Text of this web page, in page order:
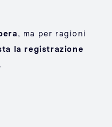
, ma per ragioni
la registrazione
.